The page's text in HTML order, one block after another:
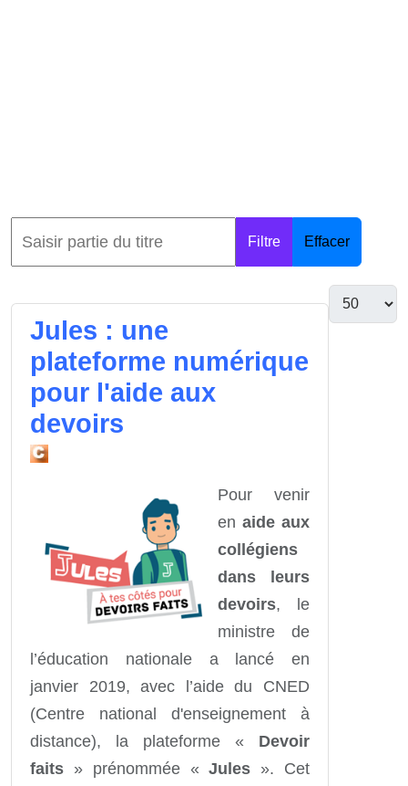
Filtre Effacer
Jules : une
plateforme numérique
pour l'aide aux
devoirs
Pour venir
en aide aux
collégiens
dans leurs
devoirs, le
ministre de
l’éducation nationale a lancé en
janvier 2019, avec l’aide du CNED
(Centre national d'enseignement à
distance), la plateforme « Devoir
faits » prénommée «Jules ». Cet